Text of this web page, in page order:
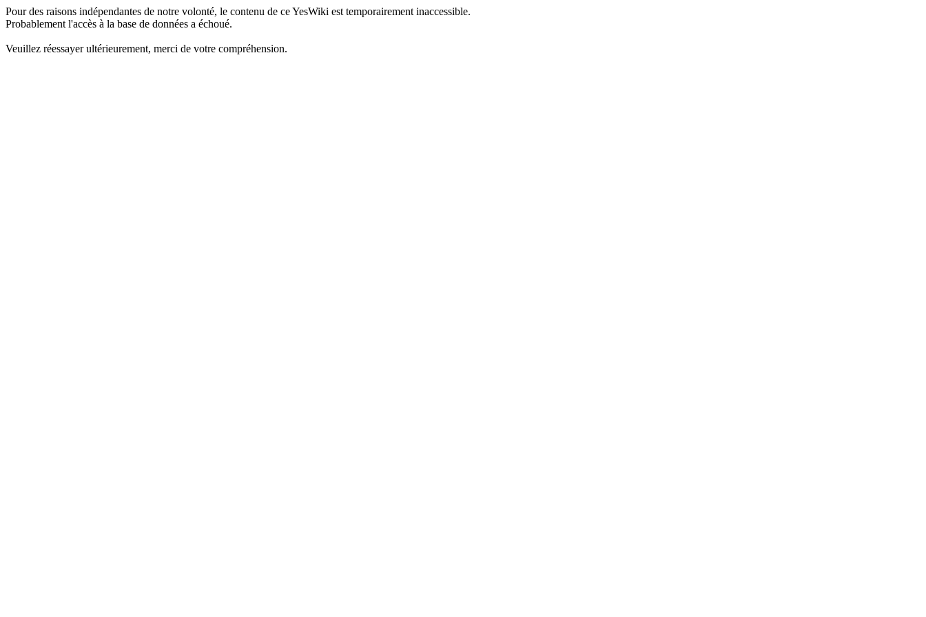
Pour des raisons indépendantes de notre volonté, le contenu de ce YesWiki est temporairement inaccessible.
Probablement l'accès à la base de données a échoué.
Veuillez réessayer ultérieurement, merci de votre compréhension.